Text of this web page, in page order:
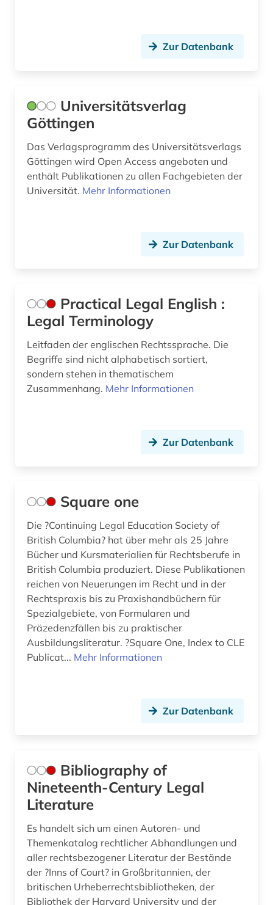
Zur Datenbank
Universitätsverlag
Göttingen
Das Verlagsprogramm des Universitätsverlags
Göttingen wird Open Access angeboten und
enthält Publikationen zu allen Fachgebieten der
Universität. Mehr Informationen
Zur Datenbank
Practical Legal English :
Legal Terminology
Leitfaden der englischen Rechtssprache. Die
Begriffe sind nicht alphabetisch sortiert,
sondern stehen in thematischem
Zusammenhang. Mehr Informationen
Zur Datenbank
Square one
Die ?Continuing Legal Education Society of
British Columbia? hat über mehr als 25 Jahre
Bücher und Kursmaterialien für Rechtsberufe in
British Columbia produziert. Diese Publikationen
reichen von Neuerungen im Recht und in der
Rechtspraxis bis zu Praxishandbüchern für
Spezialgebiete, von Formularen und
Präzedenzfällen bis zu praktischer
Ausbildungsliteratur. ?Square One, Index to CLE
Publicat... Mehr Informationen
Zur Datenbank
Bibliography of
Nineteenth-Century Legal
Literature
Es handelt sich um einen Autoren- und
Themenkatalog rechtlicher Abhandlungen und
aller rechtsbezogener Literatur der Bestände
der ?Inns of Court? in Großbritannien, der
britischen Urheberrechtsbibliotheken, der
Bibliothek der Harvard University und der